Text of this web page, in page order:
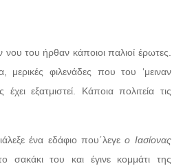
του ήρθαν κάποιοι παλιοί έρωτες.
φιλενάδες που του ‘μειναν
εξατμιστεί. Κάποια πολιτεία τις
ένα εδάφιο που΄λεγεο Ιασίονας
σακάκι του και έγινε κομμάτι της